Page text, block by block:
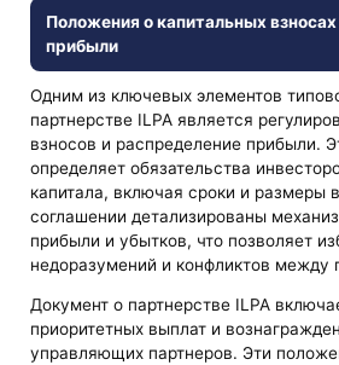
Положения о капитальных
прибыли
Одним из ключевых элементов
партнерстве ILPA является
взносов и распределение прибыли.
определяет обязательства
капитала, включая сроки и размеры
соглашении детализированы
прибыли и убытков, что позволяет
недоразумений и конфликтов между
Документ о партнерстве ILPA
приоритетных выплат и
управляющих партнеров. Эти